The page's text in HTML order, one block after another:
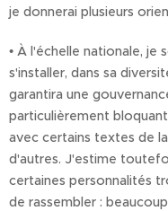
je donnerai plusieurs
• À l'échelle nationale, je
s'installer, dans sa
garantira une
particulièrement
avec certains textes de
d'autres. J'estime
certaines personnalités
de rassembler :